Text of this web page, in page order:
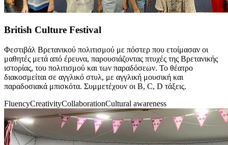
British Culture Festival
Φεστιβάλ Βρετανικού πολιτισμού με πόστερ που ετοίμασαν οι
μαθητές μετά από έρευνα, παρουσιάζοντας πτυχές της Βρετανικής
ιστορίας, του πολιτισμού και των παραδόσεων. Το θέατρο
διακοσμείται σε αγγλικό στυλ, με αγγλική μουσική και
παραδοσιακά μπισκότα. Συμμετέχουν οι B, C, D τάξεις.
FluencyCreativityCollaborationCultural awareness